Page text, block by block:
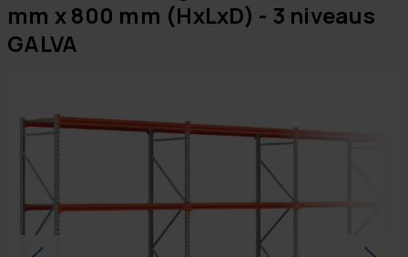
mm x 800 mm (HxLxD) - 3 niveaus
GALVA